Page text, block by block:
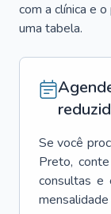
com a clínica e
uma tabela.
Se você
Preto,
consultas e